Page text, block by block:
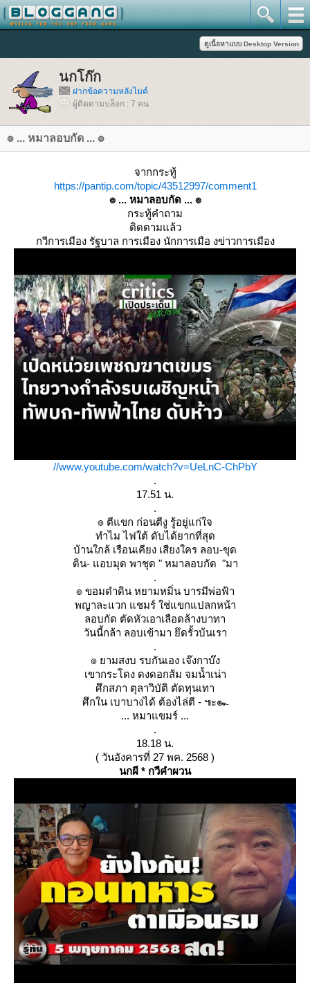
นกโก๊ก
ฝากข้อความหลังไมค์
ผู้ติดตามบล็อก : 7 คน
๏ ... หมาลอบกัด ... ๏
จากกระทู้
https://pantip.com/topic/43512997/comment1
๏ ... หมาลอบกัด ... ๏
กระทู้คำถาม
ติดตามแล้ว
กวีการเมือง รัฐบาล การเมือง นักการเมือ งข่าวการเมือง
//www.youtube.com/watch?v=UeLnC-ChPbY
.
17.51 น.
.
๏ ตีแขก ก่อนตีงู รู้อยู่แก่ใจ
ทำไม ไฟใต้ ดับได้ยากที่สุด
บ้านใกล้ เรือนเคียง เสียงใคร ลอบ-ขุด
ดิน- แอบมุด พาชุด " หมาลอบกัด "มา
.
๏ ขอมดำดิน หยามหมิ่น บารมีพ่อฟ้า
พญาละแวก แชมร์ ใช่แขกแปลกหน้า
ลอบกัด ตัดหัวเอาเลือดล้างบาทา
วันนี้กล้า ลอบเข้ามา ยึดรั้วบ้นเรา
.
๏ ยามสงบ รบกันเอง เจ๊งกาบ๊ง
เขากระโดง ดงดอกส้ม จมน้ำเน่า
ศึกสภา ตุลาวิบัติ ตัดทุนเทา
ศึกใน เบาบางได้ ต้องไล่ตี - ๚ะ๛
... หมาแขมร์ ...
.
18.18 น.
( วันอังคารที่ 27 พค. 2568 )
นกผี * กวีคำผวน